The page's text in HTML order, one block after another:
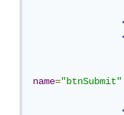
name="btnSubmit"